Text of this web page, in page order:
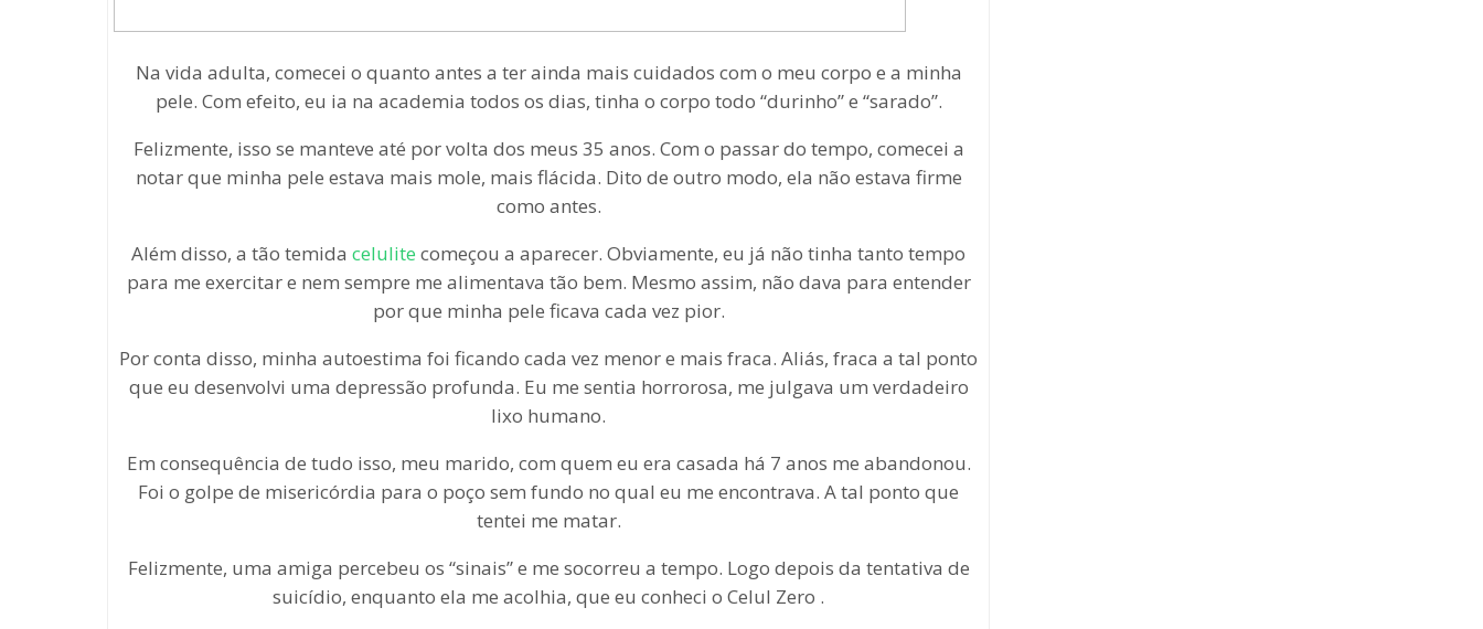
Na vida adulta, comecei o quanto antes a ter ainda mais cuidados com o meu corpo e a minha
pele. Com efeito, eu ia na academia todos os dias, tinha o corpo todo “durinho” e “sarado”.
Felizmente, isso se manteve até por volta dos meus 35 anos. Com o passar do tempo, comecei a
notar que minha pele estava mais mole, mais flácida. Dito de outro modo, ela não estava firme
como antes.
Além disso, a tão temida celulite começou a aparecer. Obviamente, eu já não tinha tanto tempo
para me exercitar e nem sempre me alimentava tão bem. Mesmo assim, não dava para entender
por que minha pele ficava cada vez pior.
Por conta disso, minha autoestima foi ficando cada vez menor e mais fraca. Aliás, fraca a tal ponto
que eu desenvolvi uma depressão profunda. Eu me sentia horrorosa, me julgava um verdadeiro
lixo humano.
Em consequência de tudo isso, meu marido, com quem eu era casada há 7 anos me abandonou.
Foi o golpe de misericórdia para o poço sem fundo no qual eu me encontrava. A tal ponto que
tentei me matar.
Felizmente, uma amiga percebeu os “sinais” e me socorreu a tempo. Logo depois da tentativa de
suicídio, enquanto ela me acolhia, que eu conheci o Celul Zero .